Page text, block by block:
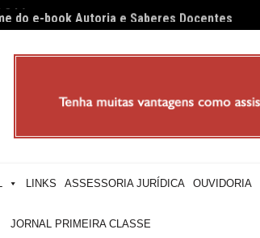
do e-book Autoria e Saberes Docentes
LINKS ASSESSORIA JURÍDICA OUVIDORIA
JORNAL PRIMEIRA CLASSE